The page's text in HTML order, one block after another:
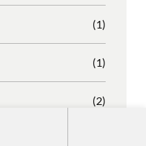
(1)
(1)
(2)